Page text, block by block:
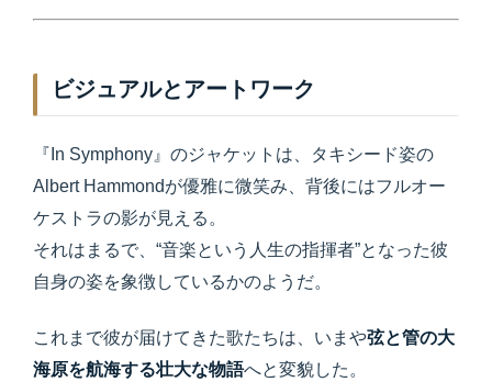
ビジュアルとアートワーク
『In Symphony』のジャケットは、タキシード姿の
Albert Hammondが優雅に微笑み、背後にはフルオー
ケストラの影が見える。
それはまるで、“音楽という人生の指揮者”となった彼
自身の姿を象徴しているかのようだ。
これまで彼が届けてきた歌たちは、いまや弦と管の大
海原を航海する壮大な物語へと変貌した。